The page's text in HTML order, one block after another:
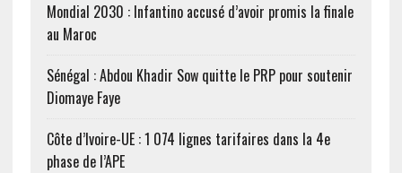
Mondial 2030 : Infantino accusé d’avoir promis la finale
au Maroc
Sénégal : Abdou Khadir Sow quitte le PRP pour soutenir
Diomaye Faye
Côte d’Ivoire-UE : 1 074 lignes tarifaires dans la 4e
phase de l’APE